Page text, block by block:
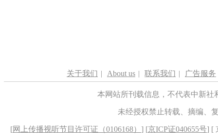
关于我们 | About us | 联系我们 | 广告服务
本网站所刊载信息，不代表中新
未经授权禁止转载、摘编、
[网上传播视听节目许可证（0106168） ] [京ICP证040655号] [